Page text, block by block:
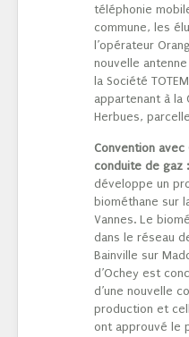
téléphonie
commune, les
l’opérateur
nouvelle
la Société
appartenant à la
Herbues,
Convention avec
conduite de gaz :
développe un
biométhane sur
Vannes. Le
dans le réseau
Bainville sur
d’Ochey est
d’une nouvelle
production et
ont approuvé le